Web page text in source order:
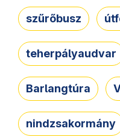
szűrőbusz
teherpályaudvar
Barlangtúra
nindzsakormány